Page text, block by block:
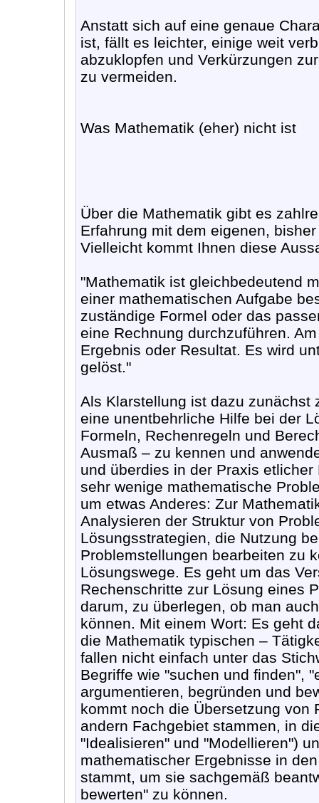
Anstatt sich auf eine genaue
ist, fällt es leichter, einige weit
abzuklopfen und Verkürzungen
zu vermeiden.
Was Mathematik (eher) nicht ist
Über die Mathematik gibt es
Erfahrung mit dem eigenen,
Vielleicht kommt Ihnen diese
"Mathematik ist gleichbedeutend
einer mathematischen Aufgabe
zuständige Formel oder das
eine Rechnung durchzuführen.
Ergebnis oder Resultat. Es wird
gelöst."
Als Klarstellung ist dazu zunächst
eine unentbehrliche Hilfe bei der
Formeln, Rechenregeln und
Ausmaß – zu kennen und
und überdies in der Praxis
sehr wenige mathematische
um etwas Anderes: Zur
Analysieren der Struktur von
Lösungsstrategien, die Nutzung
Problemstellungen bearbeiten zu
Lösungswege. Es geht um das
Rechenschritte zur Lösung eines
darum, zu überlegen, ob man
können. Mit einem Wort: Es geht
die Mathematik typischen –
fallen nicht einfach unter das
Begriffe wie "suchen und finden",
argumentieren, begründen und
kommt noch die Übersetzung von
andern Fachgebiet stammen, in
"Idealisieren" und "Modellieren")
mathematischer Ergebnisse in
stammt, um sie sachgemäß
bewerten" zu können.